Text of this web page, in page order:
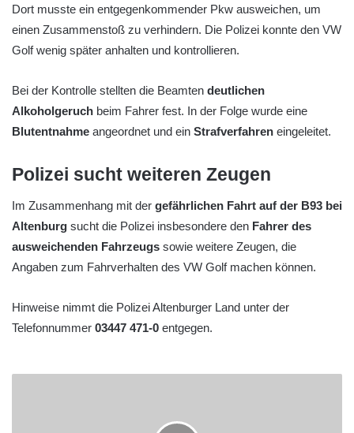
Dort musste ein entgegenkommender Pkw ausweichen, um
einen Zusammenstoß zu verhindern. Die Polizei konnte den VW
Golf wenig später anhalten und kontrollieren.
Bei der Kontrolle stellten die Beamten deutlichen
Alkoholgeruch beim Fahrer fest. In der Folge wurde eine
Blutentnahme angeordnet und ein Strafverfahren eingeleitet.
Polizei sucht weiteren Zeugen
Im Zusammenhang mit der gefährlichen Fahrt auf der B93 bei
Altenburg sucht die Polizei insbesondere den Fahrer des
ausweichenden Fahrzeugs sowie weitere Zeugen, die
Angaben zum Fahrverhalten des VW Golf machen können.
Hinweise nimmt die Polizei Altenburger Land unter der
Telefonnummer 03447 471-0 entgegen.